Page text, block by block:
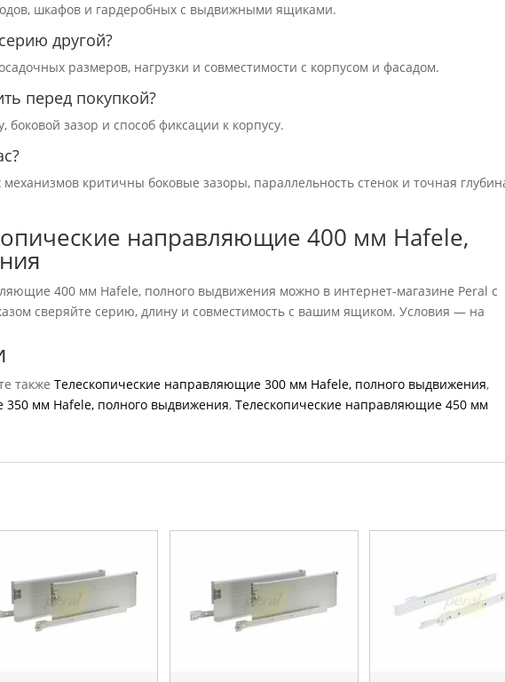
шкафов и гардеробных с выдвижными ящиками.
другой?
размеров, нагрузки и совместимости с корпусом и фасадом.
перед покупкой?
боковой зазор и способ фиксации к корпусу.
критичны боковые зазоры, параллельность стенок и точная
направляющие 400 мм Hafele,
400 мм Hafele, полного выдвижения можно в интернет-магазине Peral с
сверяйте серию, длину и совместимость с вашим ящиком. Условия — на
такжеТелескопические направляющие 300 мм Hafele, полного выдвижения,
мм Hafele, полного выдвижения,Телескопические направляющие 450 мм